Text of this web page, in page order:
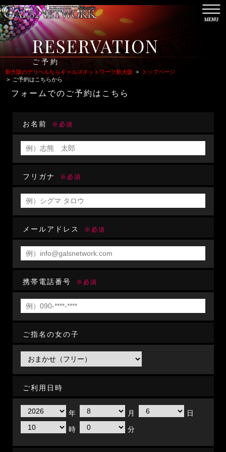
MENU
新大阪のデリヘルならギャルズネットワーク新大阪 >
トップページ
>
ご予約はこちらから
RESERVATION
ご予約
フォームでのご予約はこちら
お名前 ※必須
フリガナ ※必須
メールアドレス ※必須
携帯電話番号 ※必須
ご指名の女の子
ご利用日時
年 月 日
時 分